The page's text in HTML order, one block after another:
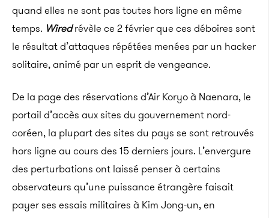
quand elles ne sont pas toutes hors ligne en même
temps. Wiredrévèle ce 2 février que ces déboires sont
le résultat d’attaques répétées menées par un hacker
solitaire, animé par un esprit de vengeance.
De la page des réservations d’Air Koryo à Naenara, le
portail d’accès aux sites du gouvernement nord-
coréen, la plupart des sites du pays se sont retrouvés
hors ligne au cours des 15 derniers jours. L’envergure
des perturbations ont laissé penser à certains
observateurs qu’une puissance étrangère faisait
payer ses essais militaires à Kim Jong-un, en